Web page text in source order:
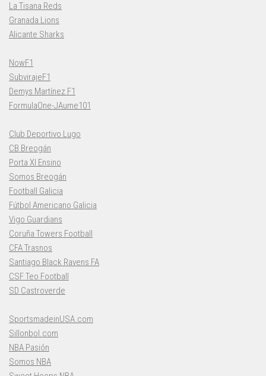
La Tisana Reds
Granada Lions
Alicante Sharks
NowF1
SubvirajeF1
Demys Martínez F1
FormulaOne-JAume101
Club Deportivo Lugo
CB Breogán
Porta XI Ensino
Somos Breogán
Football Galicia
Fútbol Americano Galicia
Vigo Guardians
Coruña Towers Football
CFA Trasnos
Santiago Black Ravens FA
CSF Teo Football
SD Castroverde
SportsmadeinUSA.com
Sillonbol.com
NBA Pasión
Somos NBA